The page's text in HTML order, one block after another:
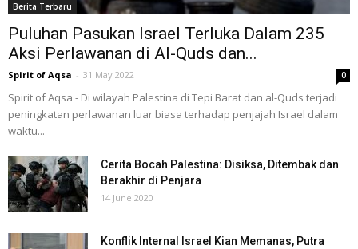
Berita Terbaru
Puluhan Pasukan Israel Terluka Dalam 235
Aksi Perlawanan di Al-Quds dan...
Spirit of Aqsa - 31 May 2022 0
Spirit of Aqsa - Di wilayah Palestina di Tepi Barat dan al-Quds terjadi
peningkatan perlawanan luar biasa terhadap penjajah Israel dalam
waktu...
Cerita Bocah Palestina: Disiksa, Ditembak dan
Berakhir di Penjara
14 June 2020
Konflik Internal Israel Kian Memanas, Putra